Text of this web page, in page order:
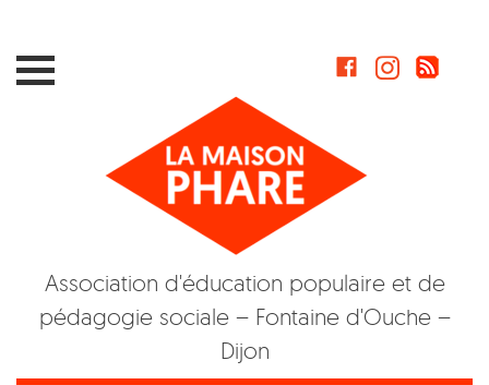
Association d'éducation populaire et de
pédagogie sociale – Fontaine d'Ouche –
Dijon